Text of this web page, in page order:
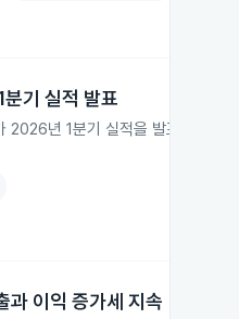
기 실적 발표
2026년 1분기 실적을 발표했으나
이익 증가세 지속